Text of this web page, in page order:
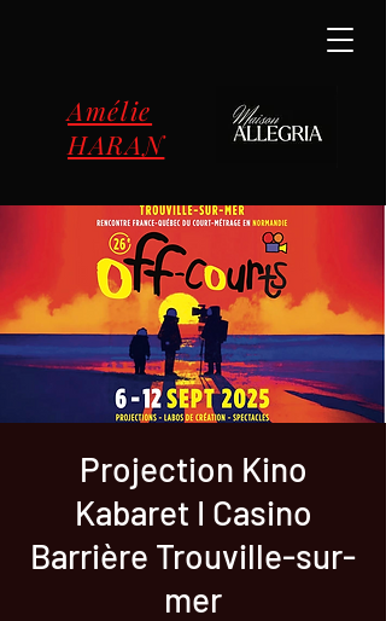
Amélie
HARAN
Projection Kino
Kabaret I Casino
Barrière Trouville-sur-
mer